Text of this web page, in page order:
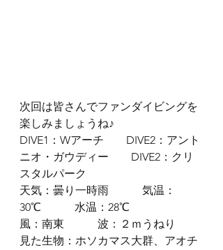
次回は皆さんでファンダイビングを
楽しみましょうね♪
DIVE1：Wアーチ　　DIVE2：アント
ニオ・ガウディー　　DIVE2：クリ
スタルパーク
天気：曇り一時雨　　　気温：
30℃　　　水温：28℃
風：南東　　　波：２ｍうねり
見た生物：ホソカマス大群、アオチ